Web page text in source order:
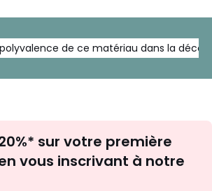
de ce matériau dans la
newsletter
sur votre première
vous inscrivant à notre